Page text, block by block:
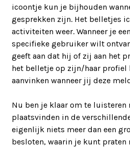
icoontje kun je bijhouden
gesprekken zijn. Het belletjes
activiteiten weer. Wanneer je
specifieke gebruiker wilt
geeft aan dat hij of zij aan het
het belletje op zijn/haar profiel
aanvinken wanneer jij deze
Nu ben je klaar om te luisteren
plaatsvinden in de
eigenlijk niets meer dan een
besloten, waarin je kunt praten